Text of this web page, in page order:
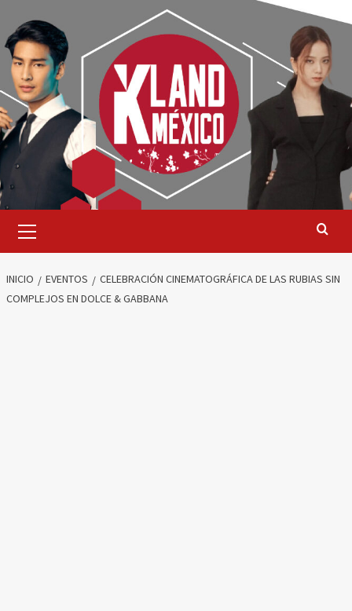
contenido
primario
INICIO EVENTOS
CELEBRACIÓN CINEMATOGRÁFICA DE LAS RUBIAS SIN
COMPLEJOS EN DOLCE & GABBANA